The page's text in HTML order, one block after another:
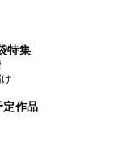
特集
定作品